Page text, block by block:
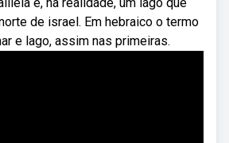
de israel. Em hebraico o termo
e lago, assim nas primeiras.